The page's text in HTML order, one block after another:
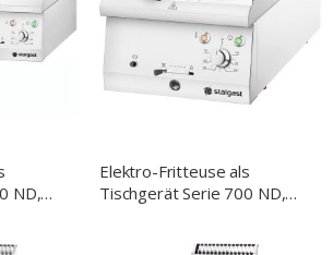
ND,
Elektro-Fritteuse als
Tischgerät Serie 700 ND,